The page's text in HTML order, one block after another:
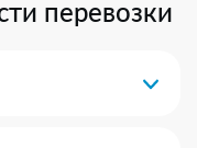
перевозки